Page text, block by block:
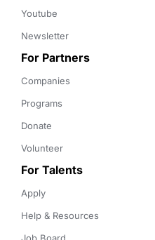
Youtube
Newsletter
For Partners
Companies
Programs
Donate
Volunteer
For Talents
Apply
Help & Resources